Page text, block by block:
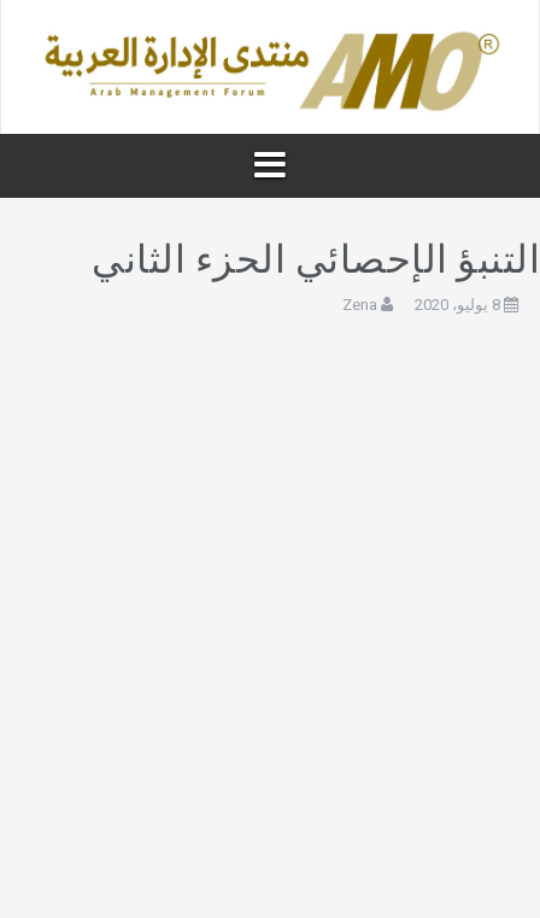
الإحصائي الحزء الثاني
8 يوليو، 2020 Zena